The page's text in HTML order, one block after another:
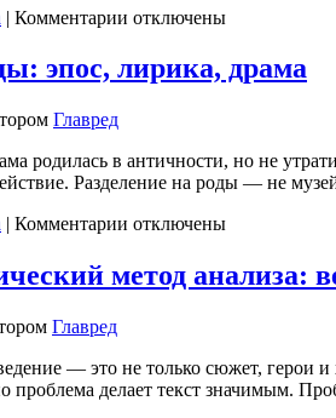
| Комментарии к
Литературные
жанры
особенности
отключены
эпос, лирика, драма
Главред
родилась в античности, но не
Разделение на роды — не
| Комментарии к
роды:
отключены
метод анализа:
Главред
— это не только сюжет, герои
проблема делает текст значимым.